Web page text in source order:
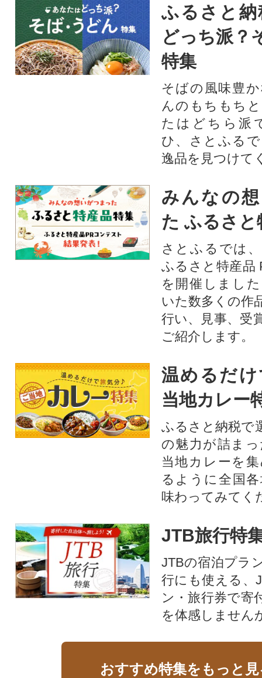
ふるさと
どっち派？
特集
そばの風味豊
んのもちもち
たはどちら派
ひ、さとふる
逸品を見つけて
みんなの
た ふるさと
さとふるでは
ふるさと特産品
を開催しまし
いた数多くの作
行い、見事、受
ご紹介します。
温めるだ
当地カレー
ふるさと納税で
の魅力が詰ま
当地カレーを
るように全国
味わってみてく
JTB旅行特
JTBの宿泊プラ
行にも使える、
ン・旅行券で寄
を体感しません
おすすめ特集をもっと